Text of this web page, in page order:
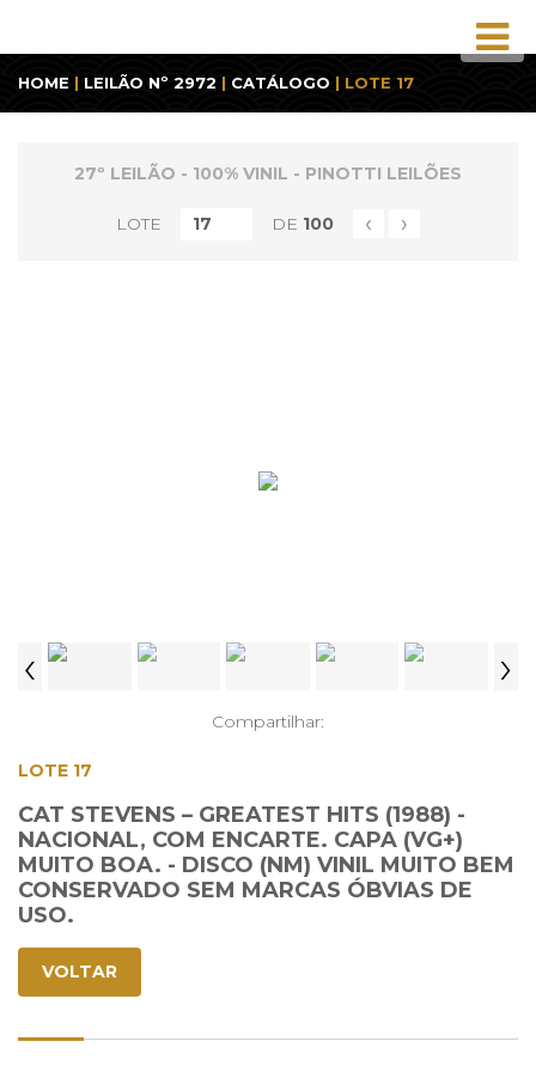
HOME | LEILÃO Nº 2972 | CATÁLOGO | LOTE 17
27º LEILÃO - 100% VINIL - PINOTTI LEILÕES
LOTE DE 100 ‹ ›
‹ ›
Compartilhar:
LOTE 17
CAT STEVENS – GREATEST HITS (1988) -
NACIONAL, COM ENCARTE. CAPA (VG+)
MUITO BOA. - DISCO (NM) VINIL MUITO BEM
CONSERVADO SEM MARCAS ÓBVIAS DE
USO.
VOLTAR